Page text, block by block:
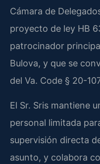
Cámara de
proyecto de ley HB
patrocinador
Bulova, y que se
del Va. Code § 20-
El Sr. Sris mantiene
personal limitada
supervisión directa
asunto, y colabora